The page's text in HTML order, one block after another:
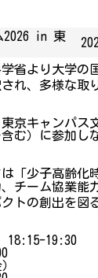
2026 in 東
省より大学の
れ、多様な取
京キャンパ
む）に参加
は「少子高
チーム協業
トの創出を図
18:15-19:30